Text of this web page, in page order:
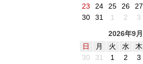
23
24 25 26 27
30
31 1 2 3
2026年9月
日
月 火 水 木
30
31 1 2 3